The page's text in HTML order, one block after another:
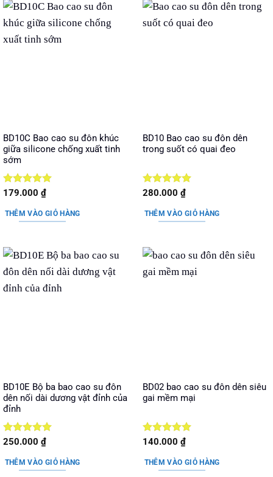
BD10C Bao cao su đôn khúc
giữa silicone chống xuất tinh
sớm
Được xếp
sao
179.000 ₫
THÊM VÀO GIỎ HÀNG
BD10 Bao cao su đôn dên
trong suốt có quai đeo
Được xếp
sao
280.000 ₫
THÊM VÀO GIỎ HÀNG
BD10E Bộ ba bao cao su đôn
dên nối dài dương vật đỉnh của
đỉnh
Được xếp
sao
250.000 ₫
THÊM VÀO GIỎ HÀNG
BD02 bao cao su đôn dên siêu
gai mềm mại
Được xếp
sao
140.000 ₫
THÊM VÀO GIỎ HÀNG